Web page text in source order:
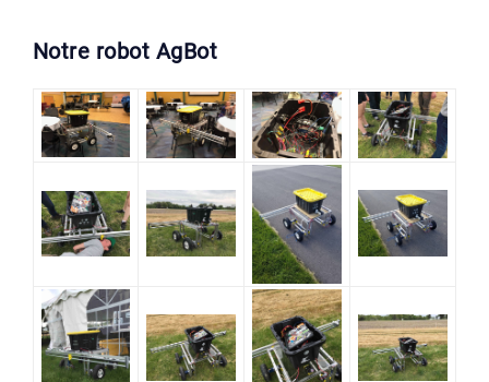
Notre robot AgBot